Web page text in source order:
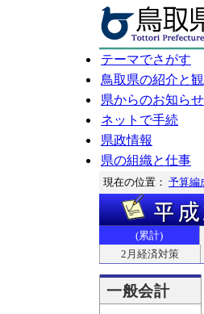
テーマでさがす
鳥取県の紹介と
県からのお知らせ
ネットで手続
県政情報
県の組織と仕事
現在の位置： 予算編
(累計)
2月経済対策
一般会計